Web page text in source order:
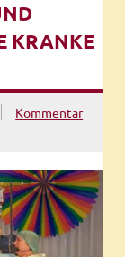
KRANKE
Kommentar